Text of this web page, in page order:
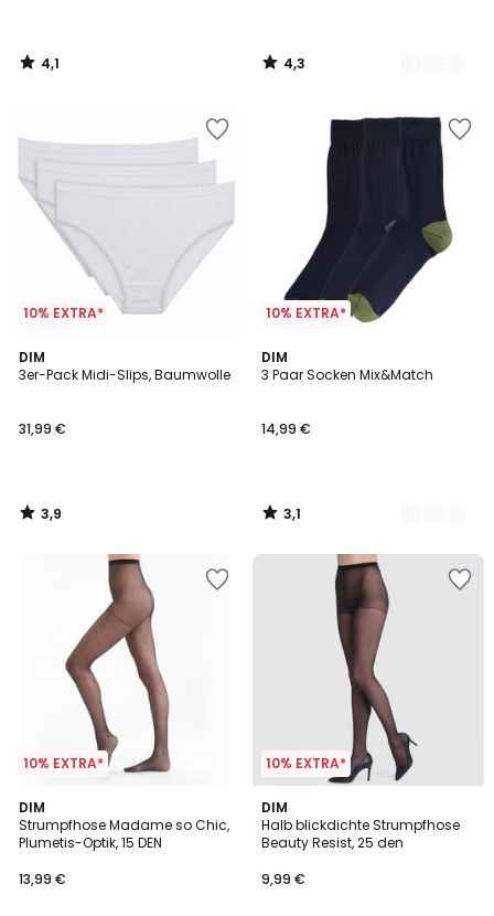
4,1
/
4,3
/
10% EXTRA*
DIM
3er-Pack Midi-Slips, Baumwolle
31,99 €
3,9
/ 5
3,9
/
10% EXTRA*
DIM
3 Paar Socken Mix&Match
14,99 €
3,1
/
2
Farben
3,1
/
10% EXTRA*
DIM
Strumpfhose Madame so Chic,
Plumetis-Optik, 15 DEN
13,99 €
3,8
/ 5
10% EXTRA*
DIM
Halb blickdichte Strumpfhose
Beauty Resist, 25 den
9,99 €
4,4
/ 5